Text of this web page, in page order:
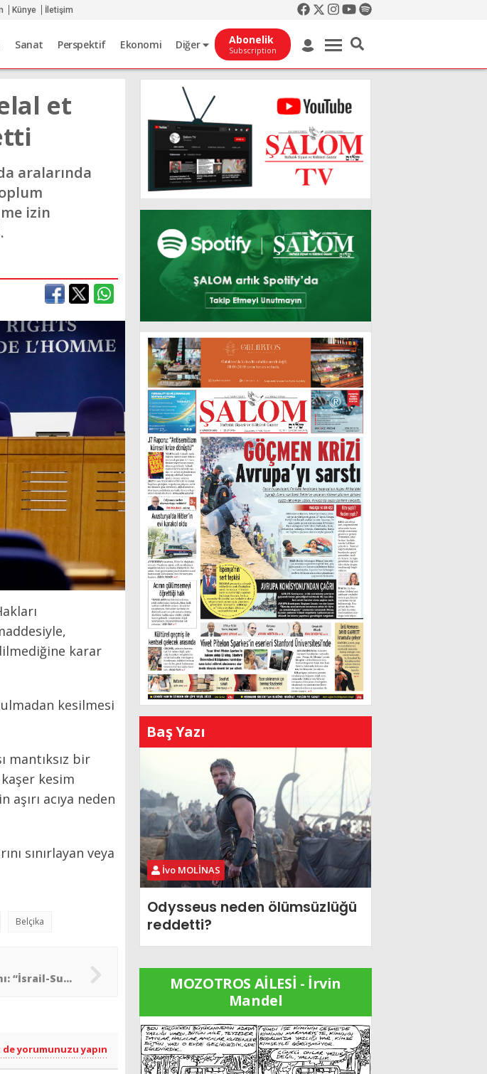
Künye İletişim
Sanat Perspektif Ekonomi Diğer Abonelik
Subscription
et
aralarında
izin
karar
kesilmesi
mantıksız bir
kesim
acıya neden
sınırlayan veya
Belçika
İsrail Enerji Bakanı: “İsrail-Suudi anlaşması İran´a bağlı”
de yorumunuzu yapın
Baş Yazı
İvo MOLİNAS
Odysseus neden ölümsüzlüğü
reddetti?
MOZOTROS AİLESİ - İrvin
Mandel